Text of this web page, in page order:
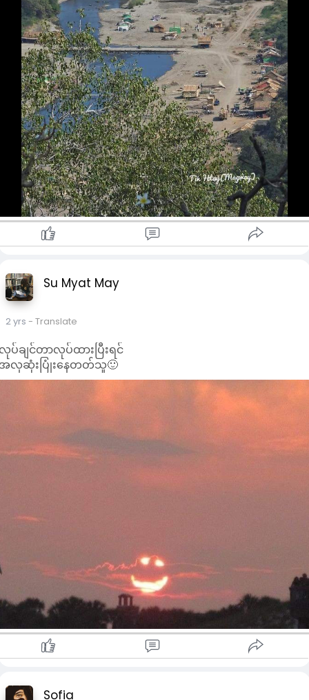
Su Myat May
2 yrs - Translate
ပ်ချင်တာလုပ်ထားပြီးရင်
လှဆုံးပြုံးနေတတ်သူ🙂
Sofia